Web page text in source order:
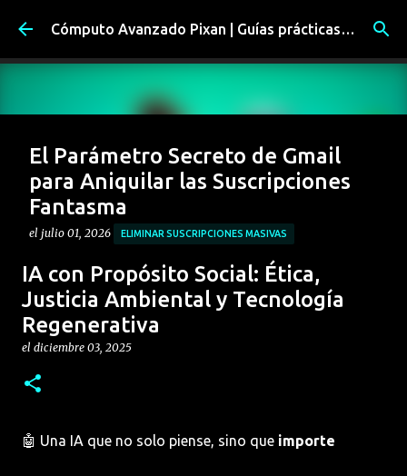
Ir al contenido principal Cómputo Avanzado Pixan | Guías prácticas y soluciones tecnológicas reales
El Parámetro Secreto de Gmail
para Aniquilar las Suscripciones
Fantasma
el julio 01, 2026 ELIMINAR SUSCRIPCIONES MASIVAS
HIGIENE DIGITAL CORPORATIVA
LIMPIAR BANDEJA DE ENTRADA GMAIL
OPTIMIZACIÓN DE CORREO ELECTRÓNICO
0
IA con Propósito Social: Ética,
Justicia Ambiental y Tecnología
Regenerativa
el diciembre 03, 2025
🤖 Una IA que no solo piense, sino que importe